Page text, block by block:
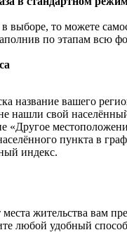
выборе, то можете
по этапам всю
название вашего
нашли свой
«Другое
пункта в
индекс.
жительства вам
любой удобный